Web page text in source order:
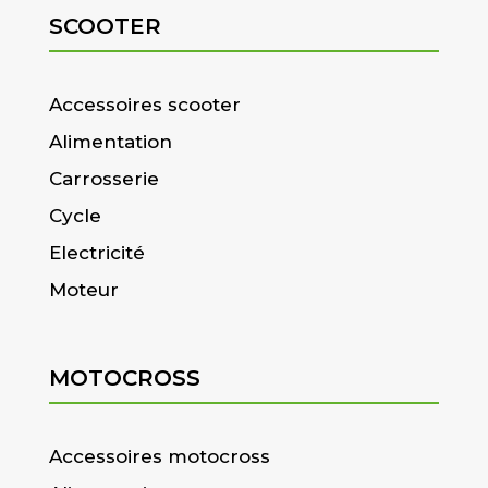
SCOOTER
Accessoires scooter
Alimentation
Carrosserie
Cycle
Electricité
Moteur
MOTOCROSS
Accessoires motocross